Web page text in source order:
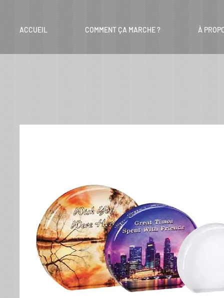
ACCUEIL COMMENT ÇA MARCHE ? À